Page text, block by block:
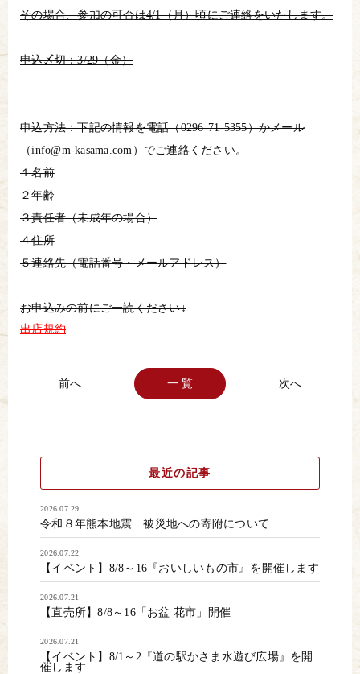
その場合、参加の可否は4/1（月）頃にご連絡をいたします。
申込〆切：3/29（金）
申込方法：下記の情報を電話（0296-71-5355）かメール
（info@m-kasama.com）でご連絡ください。
１名前
２年齢
３責任者（未成年の場合）
４住所
５連絡先（電話番号・メールアドレス）
お申込みの前にご一読ください↓
出店規約
一 覧
最近の記事
2026.07.29
令和８年熊本地震 被災地への寄附について
2026.07.22
【イベント】8/8～16『おいしいもの市』を開催します
2026.07.21
【直売所】8/8～16「お盆 花市」開催
2026.07.21
【イベント】8/1～2『道の駅かさま水遊び広場』を開
催します